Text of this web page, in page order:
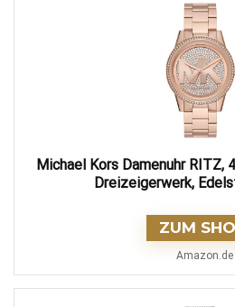
Michael Kors Damenuhr RITZ,
Dreizeigerwerk,
ZUM
Amazon.de